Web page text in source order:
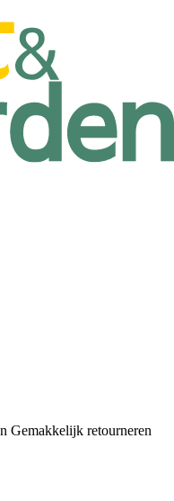
Gemakkelijk retourneren